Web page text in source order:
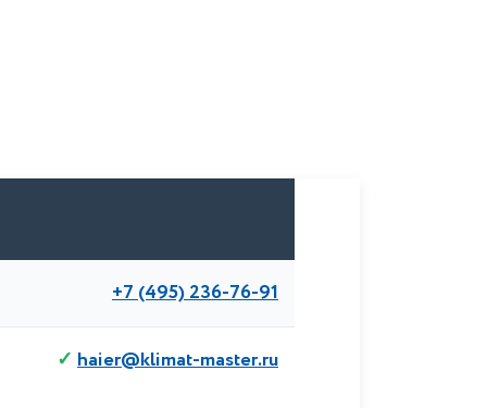
+7 (495) 236-76-91
haier@klimat-master.ru